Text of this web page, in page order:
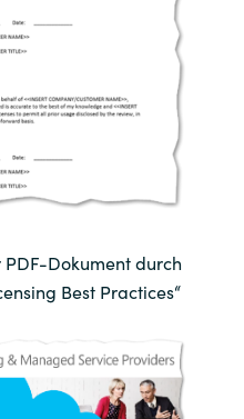
Dokument durch
Best Practices“